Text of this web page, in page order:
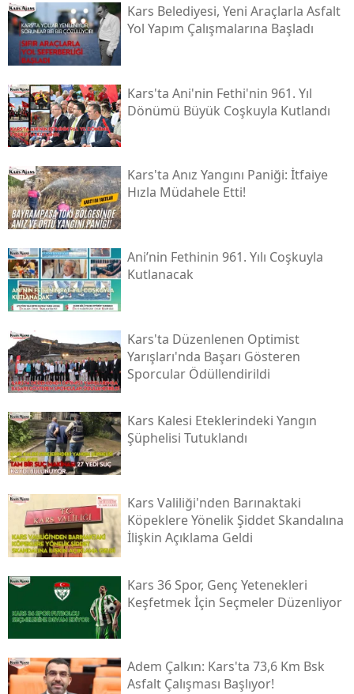
Malatya
Kahramanmaraş
Mardin
Niğde
Sakarya
Samsun
Siirt
Tekirdağ
Tokat
Tunceli
Uşak
Kars Belediyesi, Yeni Araçlarla Asfalt
Yol Yapım Çalışmalarına Başladı
Kars'ta Ani'nin Fethi'nin 961. Yıl
Dönümü Büyük Coşkuyla Kutlandı
Kars'ta Anız Yangını Paniği: İtfaiye
Hızla Müdahele Etti!
Ani’nin Fethinin 961. Yılı Coşkuyla
Kutlanacak
Kars'ta Düzenlenen Optimist
Yarışları'nda Başarı Gösteren
Sporcular Ödüllendirildi
Kars Kalesi Eteklerindeki Yangın
Şüphelisi Tutuklandı
Kars Valiliği'nden Barınaktaki
Köpeklere Yönelik Şiddet Skandalına
İlişkin Açıklama Geldi
Kars 36 Spor, Genç Yetenekleri
Keşfetmek İçin Seçmeler Düzenliyor
Adem Çalkın: Kars'ta 73,6 Km Bsk
Asfalt Çalışması Başlıyor!